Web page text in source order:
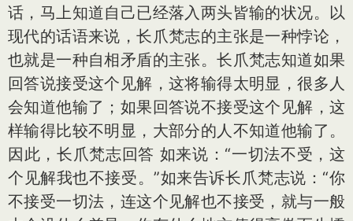
话，马上知道自己已经落入两头皆输的状况。以
现代的话语来说，长爪梵志的主张是一种悖论，
也就是一种自相矛盾的主张。长爪梵志知道如果
回答说接受这个见解，这将输得太明显，很多人
会知道他输了；如果回答说不接受这个见解，这
样输得比较不明显，大部分的人不知道他输了。
因此，长爪梵志回答 如来说：“一切法不受，这
个见解我也不接受。”如来告诉长爪梵志说：“你
不接受一切法，连这个见解也不接受，就与一般